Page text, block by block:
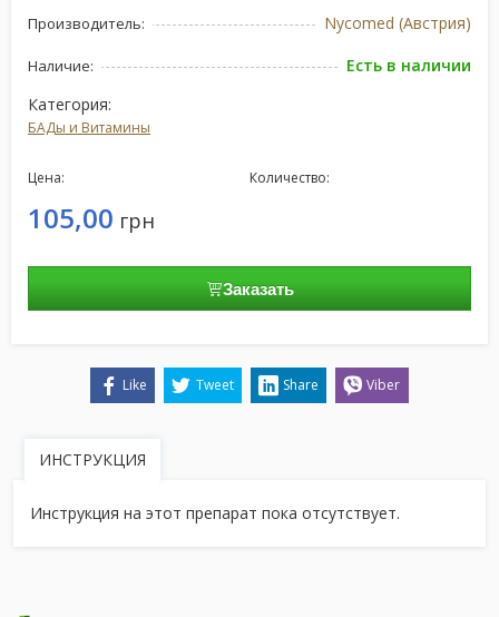
Производитель: Nycomed (Австрия)
Наличие:
Есть в наличии
Категория:
БАДы и Витамины
Цена:
105,00 грн
Количество:
Заказать
Like Tweet Share Viber
ИНСТРУКЦИЯ
Инструкция на этот препарат пока отсутствует.